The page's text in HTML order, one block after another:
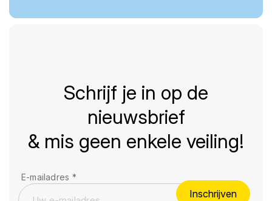
Schrijf je in op de
nieuwsbrief
& mis geen enkele veiling!
E-mailadres *
Inschrijven